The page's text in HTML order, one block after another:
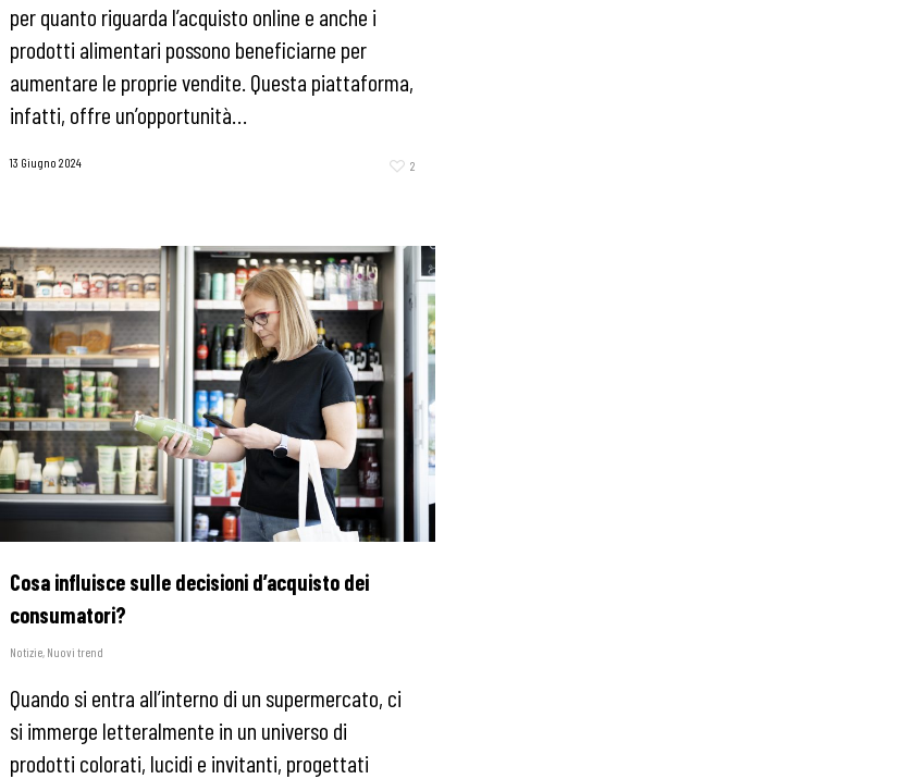
per quanto riguarda l’acquisto online e anche i
prodotti alimentari possono beneficiarne per
aumentare le proprie vendite. Questa piattaforma,
infatti, offre un’opportunità…
13 Giugno 2024 2
Cosa influisce sulle decisioni d’acquisto dei
consumatori?
Notizie, Nuovi trend
Quando si entra all’interno di un supermercato, ci
si immerge letteralmente in un universo di
prodotti colorati, lucidi e invitanti, progettati